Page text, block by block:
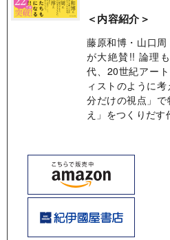
＜内容紹介＞
藤原和博・山口
が大絶賛!! 論理
代、20世紀アー
ィストのように
分だけの視点」
え」をつくりだす